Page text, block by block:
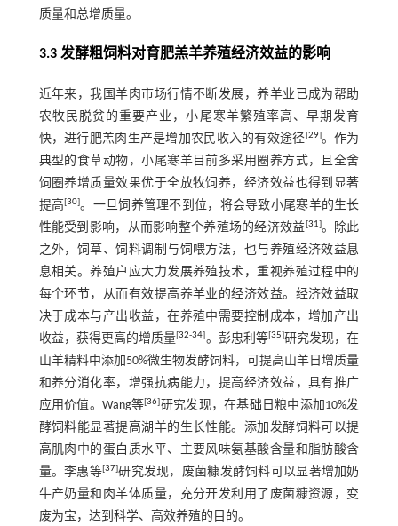
质量和总增质量。
3.3 发酵粗饲料对育肥羔羊养殖经济效益的影响
近年来，我国羊肉市场行情不断发展，养羊业已成为帮助
农牧民脱贫的重要产业，小尾寒羊繁殖率高、早期发育
快，进行肥羔肉生产是增加农民收入的有效途径[29]。作为
典型的食草动物，小尾寒羊目前多采用圈养方式，且全舍
饲圈养增质量效果优于全放牧饲养，经济效益也得到显著
提高[30]。一旦饲养管理不到位，将会导致小尾寒羊的生长
性能受到影响，从而影响整个养殖场的经济效益[31]。除此
之外，饲草、饲料调制与饲喂方法，也与养殖经济效益息
息相关。养殖户应大力发展养殖技术，重视养殖过程中的
每个环节，从而有效提高养羊业的经济效益。经济效益取
决于成本与产出收益，在养殖中需要控制成本，增加产出
收益，获得更高的增质量[32-34]。彭忠利等[35]研究发现，在
山羊精料中添加50%微生物发酵饲料，可提高山羊日增质量
和养分消化率，增强抗病能力，提高经济效益，具有推广
应用价值。Wang等[36]研究发现，在基础日粮中添加10%发
酵饲料能显著提高湖羊的生长性能。添加发酵饲料可以提
高肌肉中的蛋白质水平、主要风味氨基酸含量和脂肪酸含
量。李惠等[37]研究发现，废菌糠发酵饲料可以显著增加奶
牛产奶量和肉羊体质量，充分开发利用了废菌糠资源，变
废为宝，达到科学、高效养殖的目的。